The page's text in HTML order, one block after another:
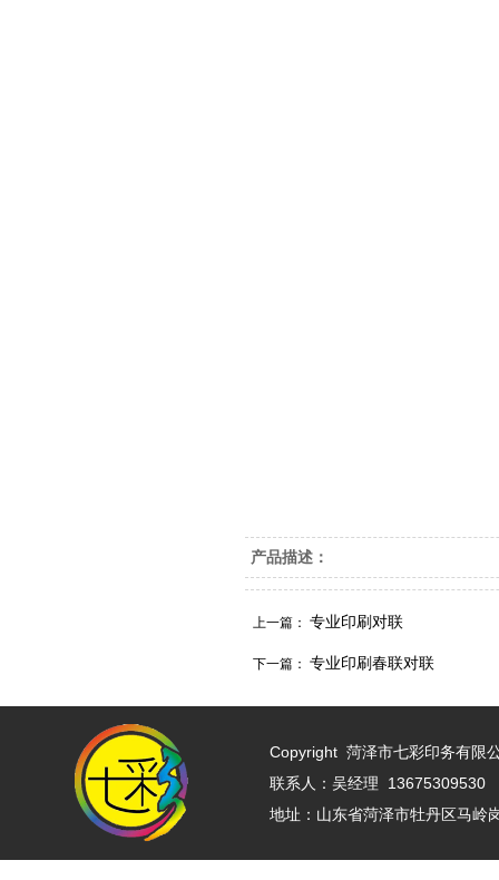
产品描述：
上一篇： 专业印刷对联
下一篇： 专业印刷春联对联
Copyright 菏泽市七彩印务有限
联系人：吴经理
地址：山东省菏泽市牡丹区马